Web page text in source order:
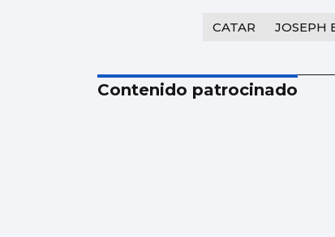
CATAR JOSEPH
Contenido patrocinado